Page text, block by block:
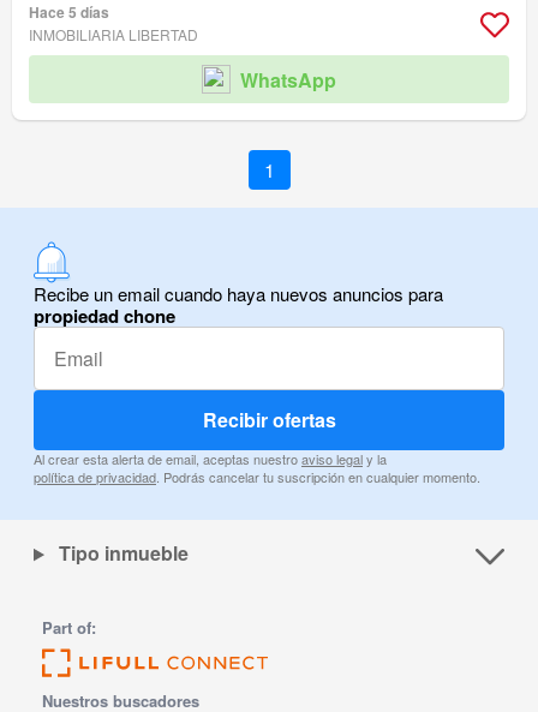
Hace 5 días
INMOBILIARIA LIBERTAD
WhatsApp
1
Recibe un email cuando haya nuevos anuncios para
propiedad chone
Recibir ofertas
Al crear esta alerta de email, aceptas nuestroaviso legaly la
política de privacidad. Podrás cancelar tu suscripción en cualquier momento.
Tipo inmueble
Part of:
Nuestros buscadores